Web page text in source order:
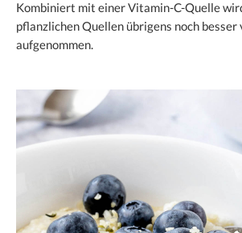
Kombiniert mit einer Vitamin-C-Quelle
pflanzlichen Quellen übrigens noch besser
aufgenommen.